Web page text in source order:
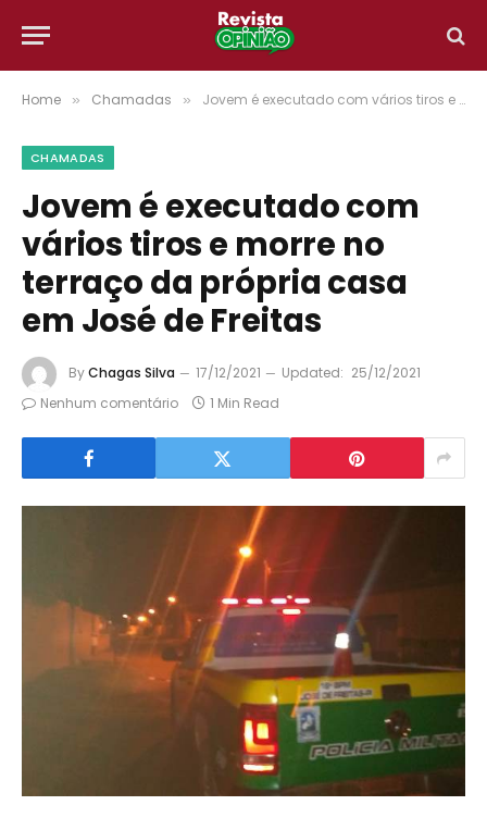
Home » Chamadas » Jovem é executado com vários tiros e morre no terraço da própria casa em José de Freitas
CHAMADAS
Jovem é executado com
vários tiros e morre no
terraço da própria casa
em José de Freitas
ByChagas Silva 17/12/2021 Updated: 25/12/2021
Nenhum comentário
1 Min Read